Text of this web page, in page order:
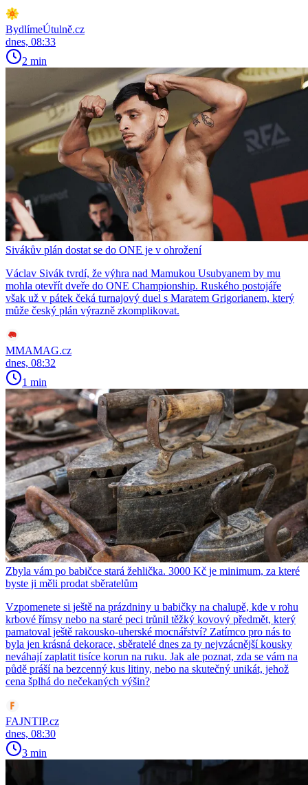
BydlímeÚtulně.cz
dnes, 08:33
2 min
Sivákův plán dostat se do ONE je v ohrožení
Václav Sivák tvrdí, že výhra nad Mamukou Usubyanem by mu
mohla otevřít dveře do ONE Championship. Ruského postojáře
však už v pátek čeká turnajový duel s Maratem Grigorianem, který
může český plán výrazně zkomplikovat.
MMAMAG.cz
dnes, 08:32
1 min
Zbyla vám po babičce stará žehlička. 3000 Kč je minimum, za které
byste ji měli prodat sběratelům
Vzpomenete si ještě na prázdniny u babičky na chalupě, kde v rohu
krbové římsy nebo na staré peci trůnil těžký kovový předmět, který
pamatoval ještě rakousko-uherské mocnářství? Zatímco pro nás to
byla jen krásná dekorace, sběratelé dnes za ty nejvzácnější kousky
neváhají zaplatit tisíce korun na ruku. Jak ale poznat, zda se vám na
půdě práší na bezcenný kus litiny, nebo na skutečný unikát, jehož
cena šplhá do nečekaných výšin?
FAJNTIP.cz
dnes, 08:30
3 min